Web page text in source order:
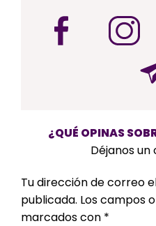
¿QUÉ OPINAS
Déjanos
Tu dirección de correo
publicada. Los campos
marcados con *